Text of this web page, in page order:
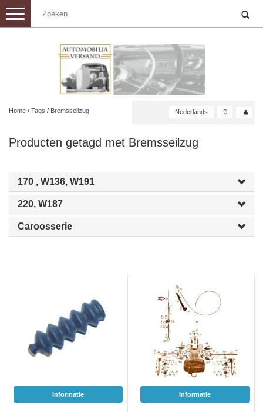
Toggle
navigation
Home / Tags / Bremsseilzug Nederlands €
Producten getagd met Bremsseilzug
170 , W136, W191
220, W187
Caroosserie
Informatie Informatie